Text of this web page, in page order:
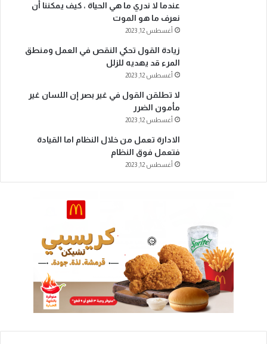
عندما لا ندري ما هي الحياة ، كيف يمكننا أن
نعرف ما هو الموت
أغسطس 12, 2023
زيادة القول تحكي النقص في العمل ومنطق
المرء قد يهديه للزلل
أغسطس 12, 2023
لا تطلقن القول في غير بصر إن اللسان غير
مأمون الضرر
أغسطس 12, 2023
الادارة تعمل من خلال النظام اما القيادة
فتعمل فوق النظام
أغسطس 12, 2023